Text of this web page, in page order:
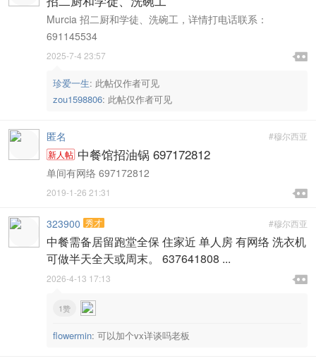
Murcia 招二厨和学徒、洗碗工，详情打电话联系：
691145534

2025-7-4 23:57 
珍爱一生: 此帖仅作者可见
zou1598806: 此帖仅作者可见
#穆尔西亚
匿名
新人帖 中餐馆招油锅 697172812
单间有网络 697172812

2019-1-26 21:31 
#穆尔西亚
323900 秀才
中餐需备居留跑堂全保 住家近 单人房 有网络 洗衣机
可做半天全天或周末。 637641808 ...

2026-4-13 17:13 
1赞
flowermin: 可以加个vx详谈吗老板